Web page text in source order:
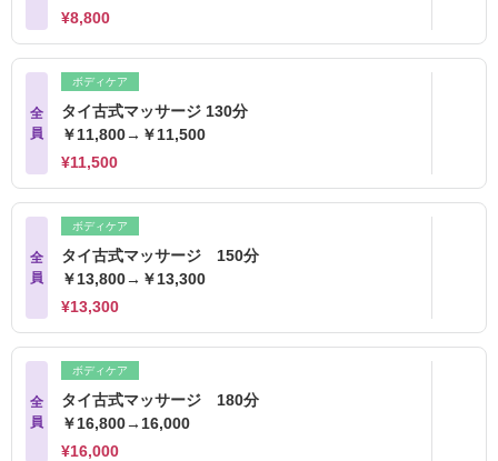
¥8,800
全
員
ボディケア
タイ古式マッサージ 130分
￥11,800→￥11,500
¥11,500
全
員
ボディケア
タイ古式マッサージ 150分
￥13,800→￥13,300
¥13,300
全
員
ボディケア
タイ古式マッサージ 180分
￥16,800→16,000
¥16,000